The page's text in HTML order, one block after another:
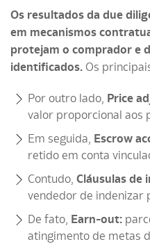
Os resultados da due
em mecanismos
protejam o comprador e
identificados. Os
Por outro lado, Price
valor proporcional aos
Em seguida, Escrow
retido em conta
Contudo, Cláusulas de
vendedor de indenizar
De fato, Earn-out:
atingimento de metas